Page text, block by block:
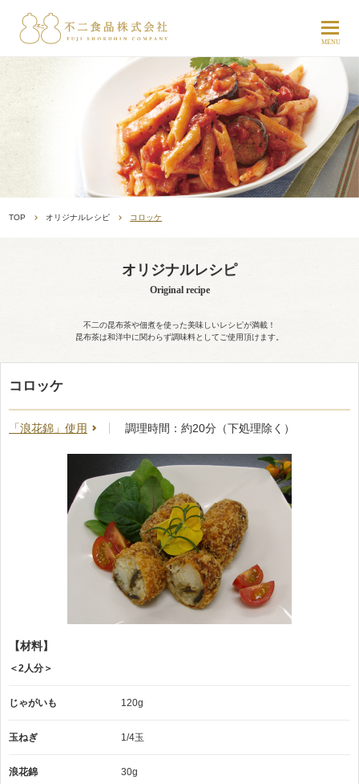
TOP オリジナルレシピ コロッケ
オリジナルレシピ
Original recipe
不二の昆布茶や佃煮を使った美味しいレシピが満載！
昆布茶は和洋中に関わらず調味料としてご使用頂けます。
コロッケ
「浪花錦」使用 調理時間：約20分（下処理除く）
【材料】
＜2人分＞
じゃがいも 120g
玉ねぎ 1/4玉
浪花錦 30g